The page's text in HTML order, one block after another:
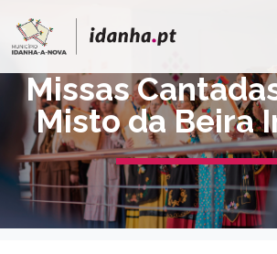
Missas
Misto da Beira